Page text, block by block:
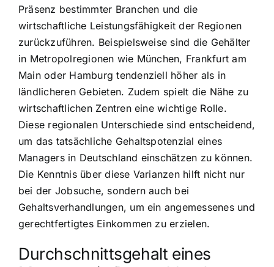
Präsenz bestimmter Branchen und die
wirtschaftliche Leistungsfähigkeit der Regionen
zurückzuführen. Beispielsweise sind die Gehälter
in Metropolregionen wie München, Frankfurt am
Main oder Hamburg tendenziell höher als in
ländlicheren Gebieten. Zudem spielt die Nähe zu
wirtschaftlichen Zentren eine wichtige Rolle.
Diese regionalen Unterschiede sind entscheidend,
um das tatsächliche Gehaltspotenzial eines
Managers in Deutschland einschätzen zu können.
Die Kenntnis über diese Varianzen hilft nicht nur
bei der Jobsuche, sondern auch bei
Gehaltsverhandlungen, um ein angemessenes und
gerechtfertigtes Einkommen zu erzielen.
Durchschnittsgehalt eines